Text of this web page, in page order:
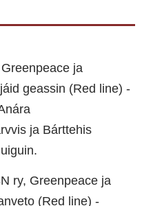
ja
geassin (Red line) -
ja Bárttehis
ry, Greenpeace ja
(Red line) -